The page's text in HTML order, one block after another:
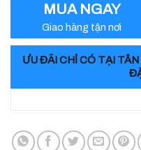
MUA NGAY
Giao hàng tận nơi
ƯU ĐÃI CHỈ CÓ TẠI TÂN